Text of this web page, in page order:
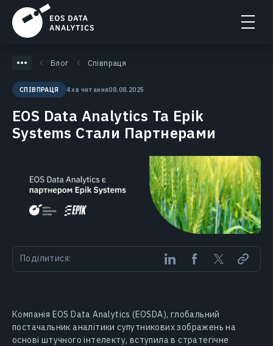
Блог Співпраця
СПІВПРАЦЯ 4 хв читання08.08.2025
EOS Data Analytics Та Epik
Systems Стали Партнерами
Поділитися:
Компанія EOS Data Analytics (EOSDA), глобальний
постачальник аналітики супутникових зображень на
основі штучного інтелекту, вступила в стратегічне